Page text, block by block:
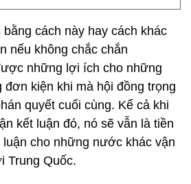
cách này hay cách khác
nếu không chắc chắn
những lợi ích cho những
đơn kiện khi mà hội đồng trọng
quyết cuối cùng. Kể cả khi
kết luận đó, nó sẽ vẫn là tiền
cho những nước khác vận
Trung Quốc.